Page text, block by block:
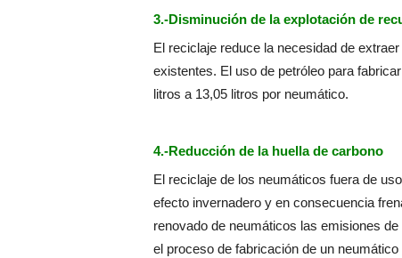
3.-Disminución de la explotación de
El reciclaje reduce la necesidad de
existentes. El uso de petróleo para
litros a 13,05 litros por neumático.
4.-Reducción de la huella de carbono
El reciclaje de los neumáticos fuera de
efecto invernadero y en consecuencia
renovado de neumáticos las emisiones de
el proceso de fabricación de un